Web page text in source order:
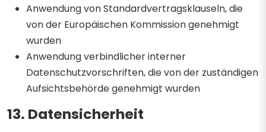
Anwendung von Standardvertragsklauseln, die
von der Europäischen Kommission genehmigt
wurden
Anwendung verbindlicher interner
Datenschutzvorschriften, die von der zuständigen
Aufsichtsbehörde genehmigt wurden
13. Datensicherheit